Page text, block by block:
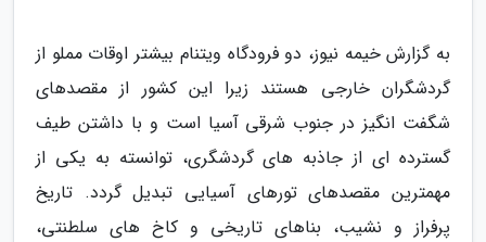
به گزارش خیمه نیوز، دو فرودگاه ویتنام بیشتر اوقات مملو از
گردشگران خارجی هستند زیرا این کشور از مقصدهای
شگفت انگیز در جنوب شرقی آسیا است و با داشتن طیف
گسترده ای از جاذبه های گردشگری، توانسته به یکی از
مهمترین مقصدهای تورهای آسیایی تبدیل گردد. تاریخ
پرفراز و نشیب، بناهای تاریخی و کاخ های سلطنتی،